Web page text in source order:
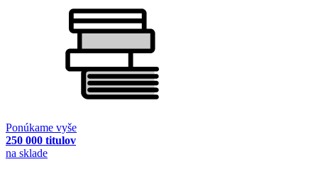
Ponúkame vyše
250 000 titulov
na sklade